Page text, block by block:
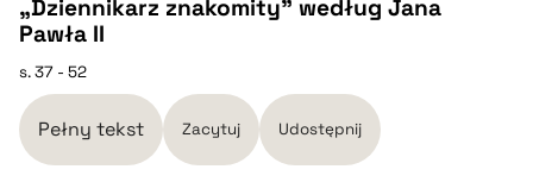
pobierz cytat
„Dziennikarz znakomity” według Jana
Pawła II
s. 37 - 52
Pełny tekst Zacytuj Udostępnij